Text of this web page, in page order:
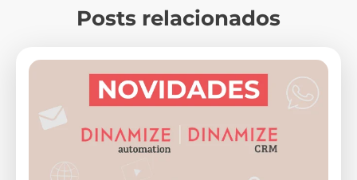
Posts relacionados